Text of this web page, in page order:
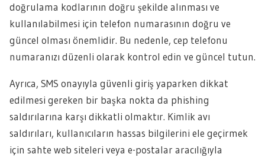
doğrulama kodlarının doğru şekilde alınması ve
kullanılabilmesi için telefon numarasının doğru ve
güncel olması önemlidir. Bu nedenle, cep telefonu
numaranızı düzenli olarak kontrol edin ve güncel tutun.
Ayrıca, SMS onayıyla güvenli giriş yaparken dikkat
edilmesi gereken bir başka nokta da phishing
saldırılarına karşı dikkatli olmaktır. Kimlik avı
saldırıları, kullanıcıların hassas bilgilerini ele geçirmek
için sahte web siteleri veya e-postalar aracılığıyla